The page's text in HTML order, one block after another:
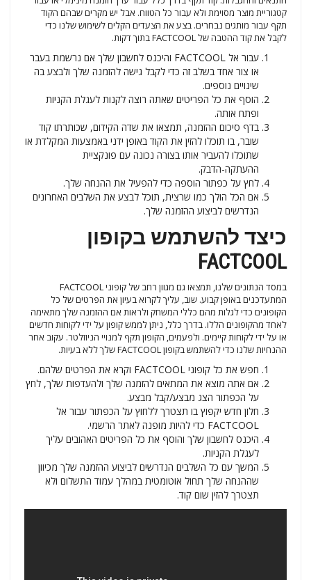
קטגוריית מוצר מסוימת ולא עבור כל הטווח. אבל יש מקרים שבהם הקוד
תקף עבור מותגים נבחרים. בצע את הצעדים הקלים לשימוש שלנו כדי
לקבל את קוד ההטבה של FACTCOOL בתוך דקות.
עבור אל FACTCOOL והיכנס לחשבון שלך אם נרשמת בעבר
או צור אחד בשלב זה כדי לקבל גישה להזמנה שלך ולבצע בה
שינויים נוספים.
הוסף את כל הפריטים שאתה רוצה לקנות לעגלת הקניות
ופתח אותה.
בדף סיכום ההזמנה, תמצאו את שדה הקידום, שכותרתו קוד
שובר, בו תוכלו להזין את הקוד באופן ידני באמצעות המקלדת או
שתוכלו להעביר אותו בצורה נכונה עם פונקציית
ההעתקה-הדבק.
לחץ על כפתור הוספה כדי להפעיל את ההנחה שלך.
אם הכל הולך כמו שרצית, תוכל לבצע את השלבים האחרונים
הנדרשים לביצוע ההזמנה שלך.
כיצד להשתמש בקופון
FACTCOOL
במסד הנתונים שלנו, תמצאו גם מגוון רחב של קופוני FACTCOOL
המתעדכנים באופן קבוע. שוב, עליך לקרוא בעיון את הפרטים של כל
הקופונים כדי לגלות מהם כללי המשחק ולראות אם ההזמנה שלך מתאימה
לאחד מהקופונים הללו. בדרך כלל, ניתן לממש קופון על ידי לקוחות חדשים
או על ידי לקוחות קיימים. ולפעמים, הקופון תקף למנויי הניוזלטר. עקוב אחר
ההנחיות שלנו כדי להשתמש בקופון FACTCOOL שלך ללא בעיות.
חפש את כל קופוני FACTCOOL וקרא את הפרטים שלהם.
אם אתה מוצא את המתאים להזמנה שלך ולהעדפות שלך, לחץ
על הכפתור הצג מבצע/קבל מבצע.
חלון חדש יקפוץ בו תצטרך ללחוץ על הכפתור עבור אל
FACTCOOL כדי להיות מופנה לאתר הרשמי.
היכנס לחשבון שלך והוסף את כל הפריטים האהובים עליך
לעגלת הקניות.
המשך עם כל השלבים הנדרשים לביצוע ההזמנה שלך מכיוון
שההנחה שלך תחול אוטומטית במהלך עמוד התשלום ולא
תצטרך להזין שום קוד.